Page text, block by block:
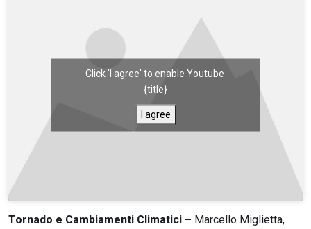
Click 'I agree' to enable Youtube
{title}
I agree
Tornado e Cambiamenti Climatici – Marcello Miglietta,